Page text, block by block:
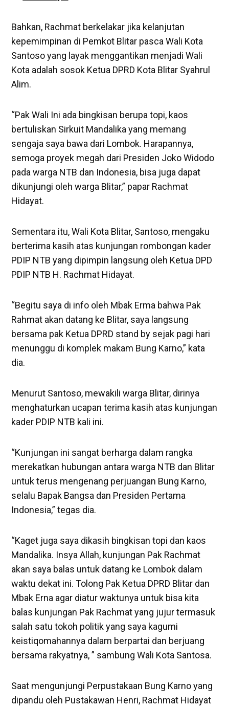
Bahkan, Rachmat berkelakar jika kelanjutan
kepemimpinan di Pemkot Blitar pasca Wali Kota
Santoso yang layak menggantikan menjadi Wali
Kota adalah sosok Ketua DPRD Kota Blitar Syahrul
Alim.
“Pak Wali Ini ada bingkisan berupa topi, kaos
bertuliskan Sirkuit Mandalika yang memang
sengaja saya bawa dari Lombok. Harapannya,
semoga proyek megah dari Presiden Joko Widodo
pada warga NTB dan Indonesia, bisa juga dapat
dikunjungi oleh warga Blitar,” papar Rachmat
Hidayat.
Sementara itu, Wali Kota Blitar, Santoso, mengaku
berterima kasih atas kunjungan rombongan kader
PDIP NTB yang dipimpin langsung oleh Ketua DPD
PDIP NTB H. Rachmat Hidayat.
“Begitu saya di info oleh Mbak Erma bahwa Pak
Rahmat akan datang ke Blitar, saya langsung
bersama pak Ketua DPRD stand by sejak pagi hari
menunggu di komplek makam Bung Karno,” kata
dia.
Menurut Santoso, mewakili warga Blitar, dirinya
menghaturkan ucapan terima kasih atas kunjungan
kader PDIP NTB kali ini.
“Kunjungan ini sangat berharga dalam rangka
merekatkan hubungan antara warga NTB dan Blitar
untuk terus mengenang perjuangan Bung Karno,
selalu Bapak Bangsa dan Presiden Pertama
Indonesia,” tegas dia.
“Kaget juga saya dikasih bingkisan topi dan kaos
Mandalika. Insya Allah, kunjungan Pak Rachmat
akan saya balas untuk datang ke Lombok dalam
waktu dekat ini. Tolong Pak Ketua DPRD Blitar dan
Mbak Erna agar diatur waktunya untuk bisa kita
balas kunjungan Pak Rachmat yang jujur termasuk
salah satu tokoh politik yang saya kagumi
keistiqomahannya dalam berpartai dan berjuang
bersama rakyatnya, ” sambung Wali Kota Santosa.
Saat mengunjungi Perpustakaan Bung Karno yang
dipandu oleh Pustakawan Henri, Rachmat Hidayat